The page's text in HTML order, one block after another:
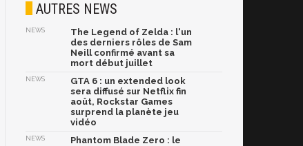
AUTRES NEWS
NEWS
The Legend of Zelda : l'un
des derniers rôles de Sam
Neill confirmé avant sa
mort début juillet
NEWS
GTA 6 : un extended look
sera diffusé sur Netflix fin
août, Rockstar Games
surprend la planète jeu
vidéo
NEWS
Phantom Blade Zero : le